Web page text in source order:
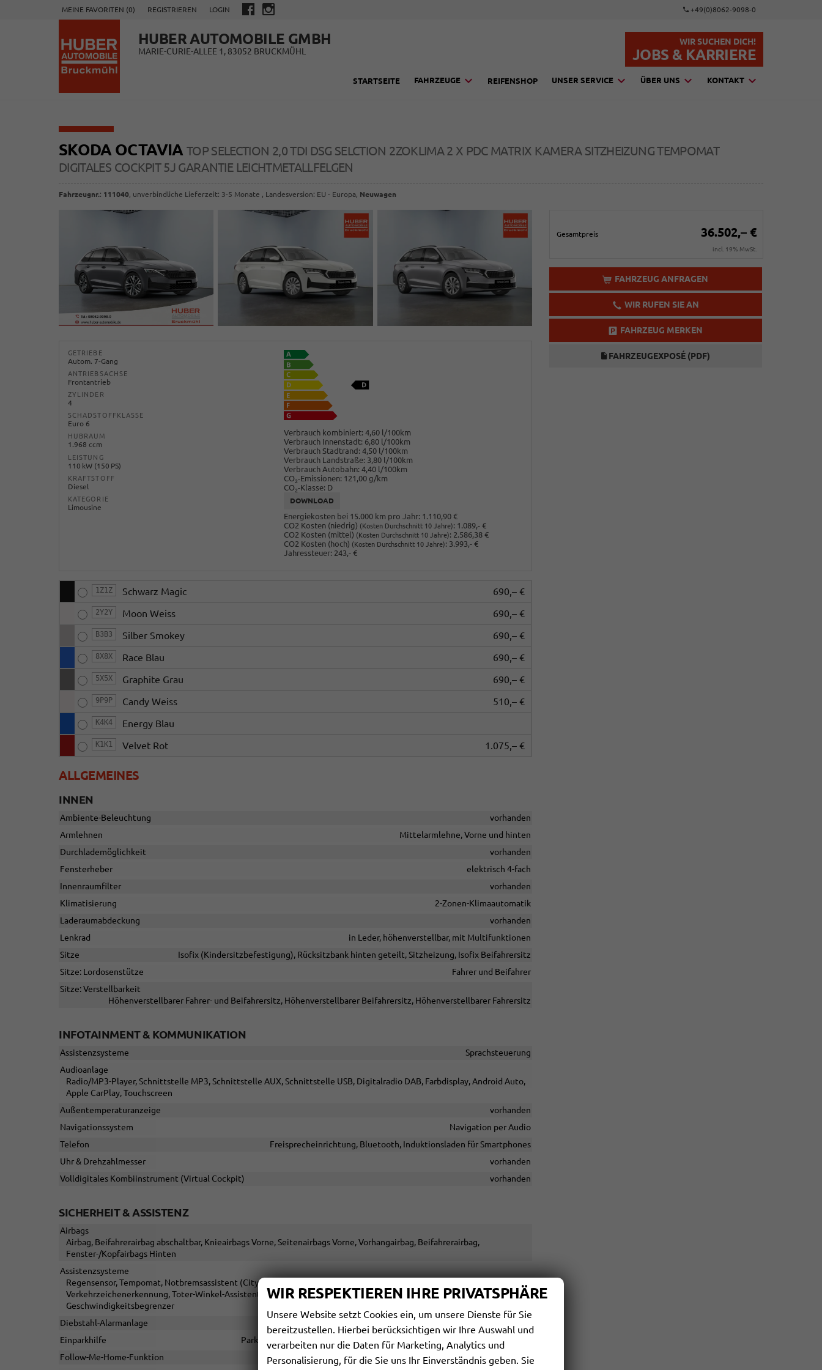
MEINE FAVORITEN (0) REGISTRIEREN LOGIN +49(0)8062-9098-0
HUBER AUTOMOBILE GMBH
MARIE-CURIE-ALLEE 1, 83052 BRUCKMÜHL
WIR SUCHEN DICH!
JOBS & KARRIERE
STARTSEITE FAHRZEUGE REIFENSHOP UNSER SERVICE ÜBER UNS KONTAKT
SKODA OCTAVIA TOP SELECTION 2,0 TDI DSG SELCTION 2ZOKLIMA 2 X PDC MATRIX KAMERA SITZHEIZUNG TEMPOMAT
DIGITALES COCKPIT 5J GARANTIE LEICHTMETALLFELGEN
Fahrzeugnr.: 111040, unverbindliche Lieferzeit: 3-5 Monate , Landesversion: EU - Europa, Neuwagen
Gesamtpreis 36.502,– €
incl. 19% MwSt.
FAHRZEUG ANFRAGEN
WIR RUFEN SIE AN
FAHRZEUG MERKEN
FAHRZEUGEXPOSÉ (PDF)
GETRIEBE
Autom. 7-Gang
ANTRIEBSACHSE
Frontantrieb
ZYLINDER
4
SCHADSTOFFKLASSE
Euro 6
HUBRAUM
1.968 ccm
LEISTUNG
110 kW (150 PS)
KRAFTSTOFF
Diesel
KATEGORIE
Limousine
Verbrauch kombiniert: 4,60 l/100km
Verbrauch Innenstadt: 6,80 l/100km
Verbrauch Stadtrand: 4,50 l/100km
Verbrauch Landstraße: 3,80 l/100km
Verbrauch Autobahn: 4,40 l/100km
CO2-Emissionen: 121,00 g/km
CO2-Klasse: D
DOWNLOAD
Energiekosten bei 15.000 km pro Jahr: 1.110,90 €
CO2 Kosten (niedrig) (Kosten Durchschnitt 10 Jahre): 1.089,- €
CO2 Kosten (mittel) (Kosten Durchschnitt 10 Jahre): 2.586,38 €
CO2 Kosten (hoch) (Kosten Durchschnitt 10 Jahre): 3.993,- €
Jahressteuer: 243,- €
1Z1Z Schwarz Magic 690,– €
2Y2Y Moon Weiss 690,– €
B3B3 Silber Smokey 690,– €
8X8X Race Blau 690,– €
5X5X Graphite Grau 690,– €
9P9P Candy Weiss 510,– €
K4K4 Energy Blau
K1K1 Velvet Rot 1.075,– €
ALLGEMEINES
INNEN
Ambiente-Beleuchtung
vorhanden
Armlehnen
Mittelarmlehne, Vorne und hinten
Durchlademöglichkeit
vorhanden
Fensterheber
elektrisch 4-fach
Innenraumfilter
vorhanden
Klimatisierung
2-Zonen-Klimaautomatik
Laderaumabdeckung
vorhanden
Lenkrad
in Leder, höhenverstellbar, mit Multifunktionen
Sitze
Isofix (Kindersitzbefestigung), Rücksitzbank hinten geteilt, Sitzheizung, Isofix Beifahrersitz
Sitze: Lordosenstütze
Fahrer und Beifahrer
Sitze: Verstellbarkeit
Höhenverstellbarer Fahrer- und Beifahrersitz, Höhenverstellbarer Beifahrersitz, Höhenverstellbarer Fahrersitz
INFOTAINMENT & KOMMUNIKATION
Assistenzsysteme
Sprachsteuerung
Audioanlage
Radio/MP3-Player, Schnittstelle MP3, Schnittstelle AUX, Schnittstelle USB, Digitalradio DAB, Farbdisplay, Android Auto,
Apple CarPlay, Touchscreen
Außentemperaturanzeige
vorhanden
Navigationssystem
Navigation per Audio
Telefon
Freisprecheinrichtung, Bluetooth, Induktionsladen für Smartphones
Uhr & Drehzahlmesser
vorhanden
Volldigitales Kombiinstrument (Virtual Cockpit)
vorhanden
SICHERHEIT & ASSISTENZ
Airbags
Airbag, Beifahrerairbag abschaltbar, Knieairbags Vorne, Seitenairbags Vorne, Vorhangairbag, Beifahrerairbag,
Fenster-/Kopfairbags Hinten
Assistenzsysteme
Regensensor, Tempomat, Notbremsassistent (City-Safety), Berganfahrassistent, Spurhalteassistent,
Verkehrzeichenerkennung, Toter-Winkel-Assistent, Müdigkeitserkennungs-Sensor, Notrufsystem,
Geschwindigkeitsbegrenzer
Diebstahl-Alarmanlage
Einparkhilfe
Park Distance Control vorne, Park Distance Control hinten, Rückfahrkamera
Follow-Me-Home-Funktion
vorhanden
WIR RESPEKTIEREN IHRE PRIVATSPHÄRE
Unsere Website setzt Cookies ein, um unsere Dienste für Sie
bereitzustellen. Hierbei berücksichtigen wir Ihre Auswahl und
verarbeiten nur die Daten für Marketing, Analytics und
Personalisierung, für die Sie uns Ihr Einverständnis geben. Sie